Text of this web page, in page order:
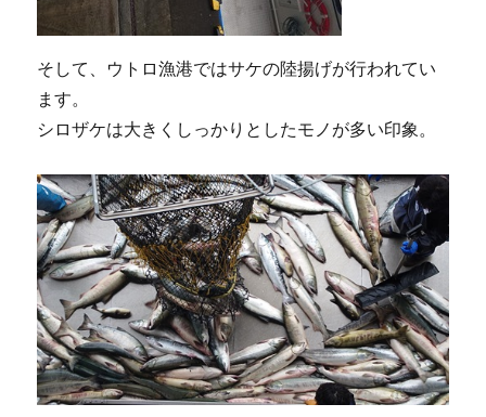
そして、ウトロ漁港ではサケの陸揚げが行われてい
ます。
シロザケは大きくしっかりとしたモノが多い印象。